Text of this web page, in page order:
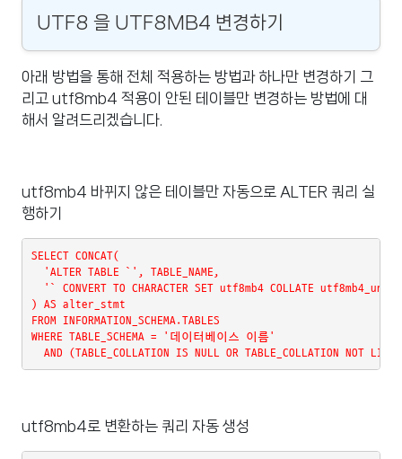
UTF8 을 UTF8MB4 변경하기
아래 방법을 통해 전체 적용하는 방법과 하나만 변경하기 그
리고 utf8mb4 적용이 안된 테이블만 변경하는 방법에 대
해서 알려드리겠습니다.
utf8mb4 바뀌지 않은 테이블만 자동으로 ALTER 쿼리 실
행하기
SELECT CONCAT(
  'ALTER TABLE `', TABLE_NAME,
'` CONVERT TO CHARACTER SET utf8mb4 COLLATE
) AS alter_stmt
FROM INFORMATION_SCHEMA.TABLES
WHERE TABLE_SCHEMA = '데이터베이스 이름'
AND (TABLE_COLLATION IS NULL OR TABLE_COLLATION NOT LIKE
utf8mb4로 변환하는 쿼리 자동 생성